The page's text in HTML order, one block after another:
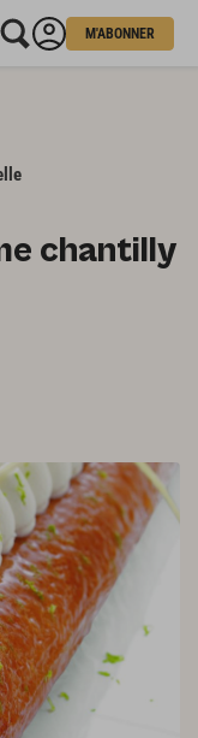
M'ABONNER
chantilly